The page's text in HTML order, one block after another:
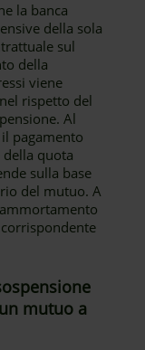
la banca
della sola
sul
della
viene
rispetto del
Al
pagamento
quota
sulla base
del mutuo. A
mutuo a